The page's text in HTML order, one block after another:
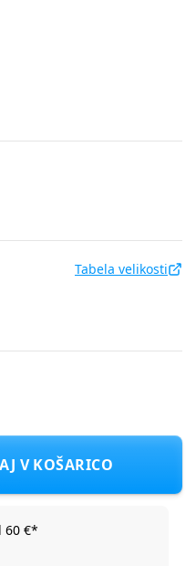
Tabela velikosti
F khaki 30
V KOŠARICO
60 €*